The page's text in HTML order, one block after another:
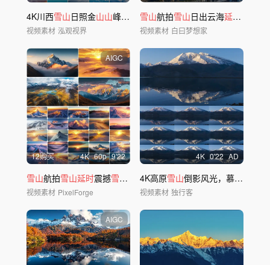
4K川西雪山日照金山山峰山 山顶延时合集
视频素材 泓观视界
雪山航拍雪山日出云海延时
视频素材 白曰梦想家
AIGC
12购买 4K 60p 9'22
雪山航拍雪山延时震撼雪山 唯美雪山日照金山
视频素材 PixelForge
4K 0'22 AD
4K高原雪山倒影风光，慕士塔格峰日照金
视频素材 独行客
AIGC